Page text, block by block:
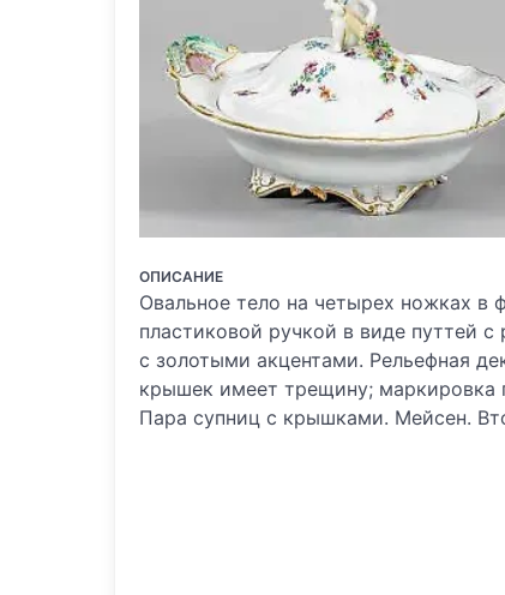
ОПИСАНИЕ
Овальное тело на четырех ножках
пластиковой ручкой в виде путтей
с золотыми акцентами. Рельефная
крышек имеет трещину; маркировка
Пара супниц с крышками. Мейсен.